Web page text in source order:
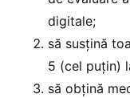
digitale;
să susţină
5 (cel puțin)
să obţină